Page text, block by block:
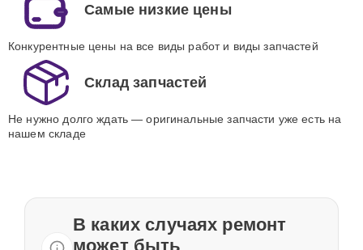
Самые низкие цены
Конкурентные цены на все виды работ и виды запчастей
Склад запчастей
Не нужно долго ждать — оригинальные запчасти уже есть на
нашем складе
В каких случаях ремонт
может быть